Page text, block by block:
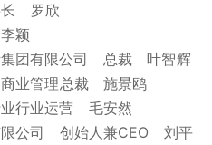
长 罗欣
颖
集团有限公司 总裁 叶智辉
业管理总裁 施景鸥
业行业运营 毛安然
限公司 创始人兼CEO 刘平